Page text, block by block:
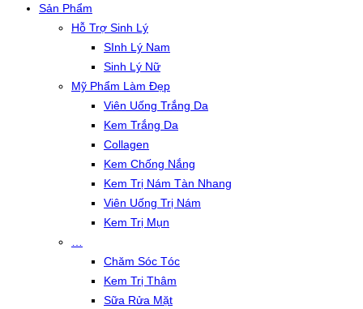
Sản Phẩm
Hỗ Trợ Sinh Lý
SInh Lý Nam
Sinh Lý Nữ
Mỹ Phẩm Làm Đẹp
Viên Uống Trắng Da
Kem Trắng Da
Collagen
Kem Chống Nắng
Kem Trị Nám Tàn Nhang
Viên Uống Trị Nám
Kem Trị Mụn
Chăm Sóc Tóc
Kem Trị Thâm
Sữa Rửa Mặt